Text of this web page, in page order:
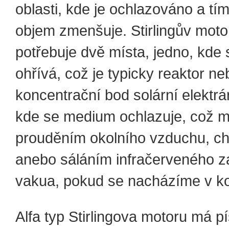
oblasti, kde je ochlazováno a
objem zmenšuje. Stirlingův
potřebuje dvě místa, jedno, kde
ohřívá, což je typicky reaktor
koncentrační bod solární
kde se medium ochlazuje, což
prouděním okolního vzduchu,
anebo sáláním infračerveného
vakua, pokud se nacházíme v
Alfa typ Stirlingova motoru má